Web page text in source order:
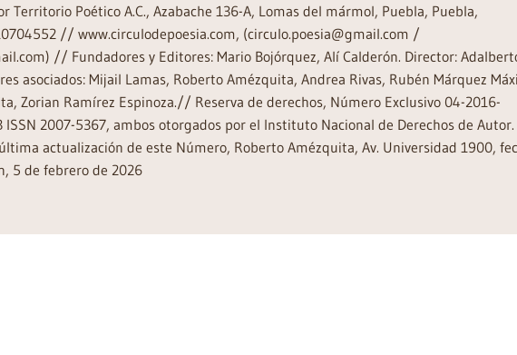
Territorio Poético A.C., Azabache 136-A, Lomas del mármol, Puebla, Puebla,
// www.circulodepoesia.com, (circulo.poesia@gmail.com /
// Fundadores y Editores: Mario Bojórquez, Alí Calderón. Director:
asociados: Mijail Lamas, Roberto Amézquita, Andrea Rivas, Rubén Márquez
Zorian Ramírez Espinoza.// Reserva de derechos, Número Exclusivo 04-2016-
ISSN 2007-5367, ambos otorgados por el Instituto Nacional de Derechos de Autor.
actualización de este Número, Roberto Amézquita, Av. Universidad 1900,
5 de febrero de 2026